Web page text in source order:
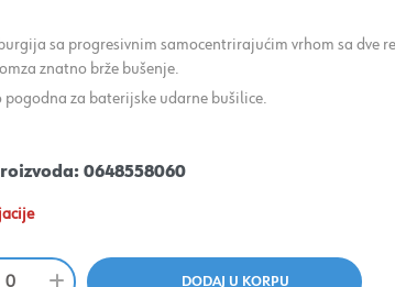
sa progresivnim samocentrirajućim vrhom sa dve
znatno brže bušenje.
pogodna za baterijske udarne bušilice.
0648558060